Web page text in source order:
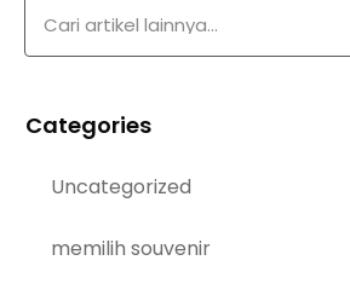
Categories
Uncategorized
memilih souvenir